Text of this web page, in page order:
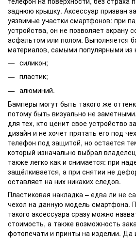
заднюю крышку. Аксессуар призван
уязвимые участки смартфонов: при
устройства, он не позволяет экрану
асфальтом или полом. Выполняется
материалов, самыми популярными из
силикон;
пластик;
алюминий.
Бамперы могут быть такого же
потому быть визуально не
для тех, кто ценит свое устройство
дизайн и не хочет прятать его под
телефон под защитой, но остается
который изначально выбрал
также легко как и снимается: при
защёлкивается, а при снятии не
оставляет на них никаких следов.
Пластиковая накладка – едва ли не
чехол на данную модель смартфона.
такого аксессуара сразу можно
стоимость, а также возможность
фотопечати и принты на изделии. Да